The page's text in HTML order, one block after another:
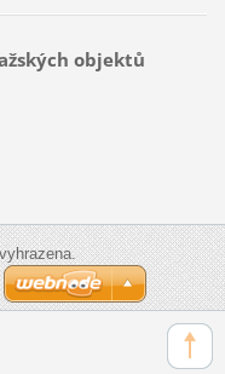
objektů